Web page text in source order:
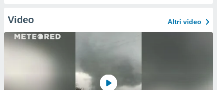
Video Altri video